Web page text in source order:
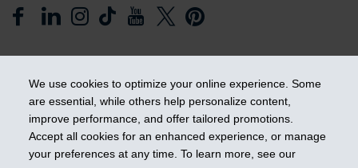
We use cookies to optimize your online experience. Some
are essential, while others help personalize content,
improve performance, and offer tailored promotions.
Accept all cookies for an enhanced experience, or manage
your preferences at any time. To learn more, see our
Prendre les devants